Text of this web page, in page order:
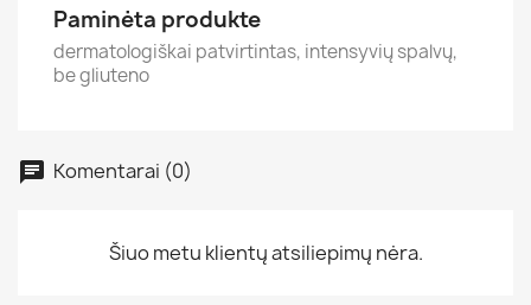
Paminėta produkte
dermatologiškai patvirtintas, intensyvių spalvų,
be gliuteno
Komentarai (0)
Šiuo metu klientų atsiliepimų nėra.